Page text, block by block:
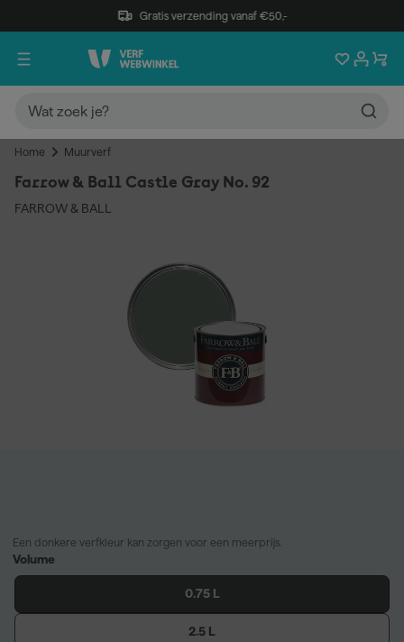
Gratis verzending vanaf €50,-
Home Muurverf
Farrow & Ball Castle Gray No. 92
FARROW & BALL
Een donkere verfkleur kan zorgen voor een meerprijs.
Volume
0.75 L
2.5 L